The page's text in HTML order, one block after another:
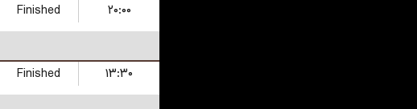
Finished
۲۰:۰۰
Finished
۱۳:۳۰